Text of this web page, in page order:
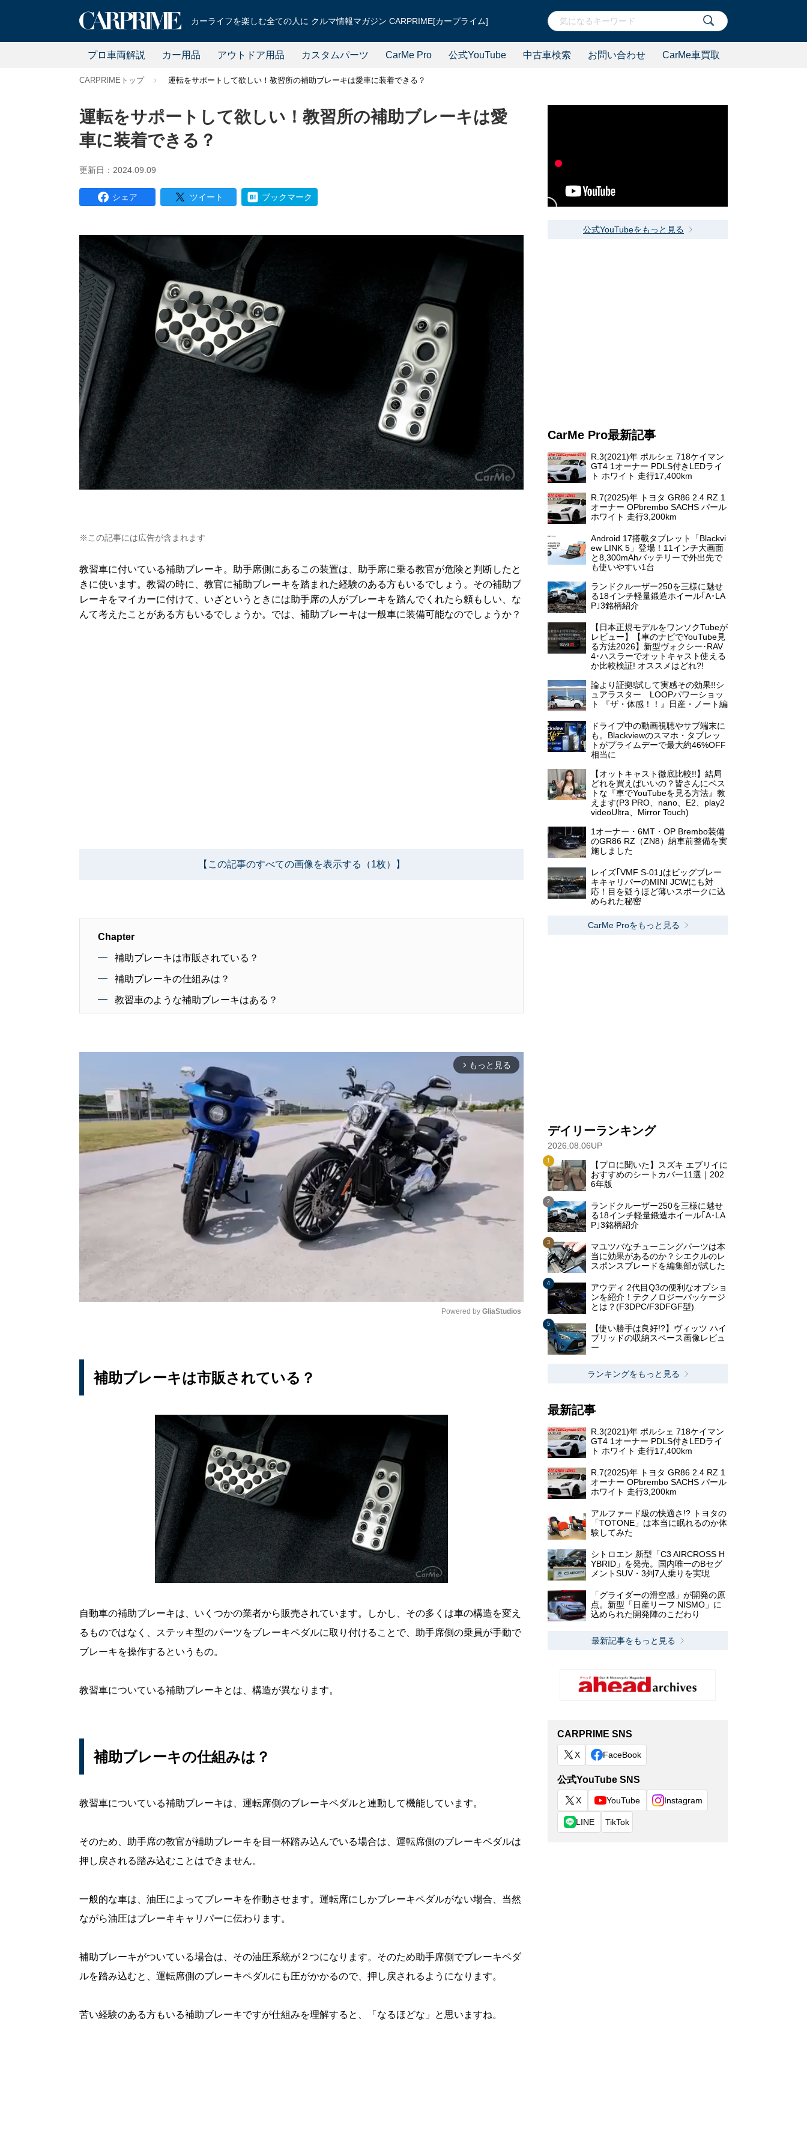
カーライフを楽しむ全ての人に クルマ情報マガジン CARPRIME[カープライム]
プロ車両解説 カー用品 アウトドア用品 カスタムパーツ CarMe Pro 公式YouTube 中古車検索 お問い合わせ CarMe車買取
CARPRIMEトップ 運転をサポートして欲しい！教習所の補助ブレーキは愛車に装着できる？
運転をサポートして欲しい！教習所の補助ブレーキは愛
車に装着できる？
更新日：2024.09.09
シェア ツイート ブックマーク
※この記事には広告が含まれます
教習車に付いている補助ブレーキ。助手席側にあるこの装置は、助手席に乗る教官が危険と判断したと
きに使います。教習の時に、教官に補助ブレーキを踏まれた経験のある方もいるでしょう。その補助ブ
レーキをマイカーに付けて、いざというときには助手席の人がブレーキを踏んでくれたら頼もしい、な
んて考えたことがある方もいるでしょうか。では、補助ブレーキは一般車に装備可能なのでしょうか？
【この記事のすべての画像を表示する（1枚）】
Chapter
補助ブレーキは市販されている？
補助ブレーキの仕組みは？
教習車のような補助ブレーキはある？
arrow_forward_ios もっと見る
Powered by GliaStudios
補助ブレーキは市販されている？
自動車の補助ブレーキは、いくつかの業者から販売されています。しかし、その多くは車の構造を変え
るものではなく、ステッキ型のパーツをブレーキペダルに取り付けることで、助手席側の乗員が手動で
ブレーキを操作するというもの。
教習車についている補助ブレーキとは、構造が異なります。
補助ブレーキの仕組みは？
教習車についている補助ブレーキは、運転席側のブレーキペダルと連動して機能しています。
そのため、助手席の教官が補助ブレーキを目一杯踏み込んでいる場合は、運転席側のブレーキペダルは
押し戻される踏み込むことはできません。
一般的な車は、油圧によってブレーキを作動させます。運転席にしかブレーキペダルがない場合、当然
ながら油圧はブレーキキャリパーに伝わります。
補助ブレーキがついている場合は、その油圧系統が２つになります。そのため助手席側でブレーキペダ
ルを踏み込むと、運転席側のブレーキペダルにも圧がかかるので、押し戻されるようになります。
苦い経験のある方もいる補助ブレーキですが仕組みを理解すると、「なるほどな」と思いますね。
公式YouTubeをもっと見る
CarMe Pro最新記事
R.3(2021)年 ポルシェ 718ケイマン
GT4 1オーナー PDLS付きLEDライ
ト ホワイト 走行17,400km
R.7(2025)年 トヨタ GR86 2.4 RZ 1
オーナー OPbrembo SACHS パール
ホワイト 走行3,200km
Android 17搭載タブレット「Blackvi
ew LINK 5」登場！11インチ大画面
と8,300mAhバッテリーで外出先で
も使いやすい1台
ランドクルーザー250を三様に魅せ
る18インチ軽量鍛造ホイール｢A･LA
P｣3銘柄紹介
【日本正規モデルをワンソクTubeが
レビュー】【車のナビでYouTube見
る方法2026】新型ヴォクシー･RAV
4･ハスラーでオットキャスト使える
か比較検証! オススメはどれ?!
論より証拠!試して実感その効果!!シ
ュアラスター LOOPパワーショッ
ト 『ザ・体感！！』日産・ノート編
ドライブ中の動画視聴やサブ端末に
も。Blackviewのスマホ・タブレッ
トがプライムデーで最大約46%OFF
相当に
【オットキャスト徹底比較!!】結局
どれを買えばいいの？皆さんにベス
トな『車でYouTubeを見る方法』教
えます(P3 PRO、nano、E2、play2
videoUltra、Mirror Touch)
1オーナー・6MT・OP Brembo装備
のGR86 RZ（ZN8）納車前整備を実
施しました
レイズ｢VMF S-01｣はビッグブレー
キキャリパーのMINI JCWにも対
応！目を疑うほど薄いスポークに込
められた秘密
CarMe Proをもっと見る
デイリーランキング
2026.08.06UP
【プロに聞いた】スズキ エブリイに
おすすめのシートカバー11選｜202
6年版
ランドクルーザー250を三様に魅せ
る18インチ軽量鍛造ホイール｢A･LA
P｣3銘柄紹介
マユツバなチューニングパーツは本
当に効果があるのか？シエクルのレ
スポンスブレードを編集部が試した
アウディ 2代目Q3の便利なオプショ
ンを紹介！テクノロジーパッケージ
とは？(F3DPC/F3DFGF型)
【使い勝手は良好!?】ヴィッツ ハイ
ブリッドの収納スペース画像レビュ
ー
ランキングをもっと見る
最新記事
R.3(2021)年 ポルシェ 718ケイマン
GT4 1オーナー PDLS付きLEDライ
ト ホワイト 走行17,400km
R.7(2025)年 トヨタ GR86 2.4 RZ 1
オーナー OPbrembo SACHS パール
ホワイト 走行3,200km
アルファード級の快適さ!? トヨタの
「TOTONE」は本当に眠れるのか体
験してみた
シトロエン 新型「C3 AIRCROSS H
YBRID」を発売。国内唯一のBセグ
メントSUV・3列7人乗りを実現
「グライダーの滑空感」が開発の原
点。新型「日産リーフ NISMO」に
込められた開発陣のこだわり
最新記事をもっと見る
CARPRIME SNS
X FaceBook
公式YouTube SNS
X YouTube Instagram
LINE TikTok